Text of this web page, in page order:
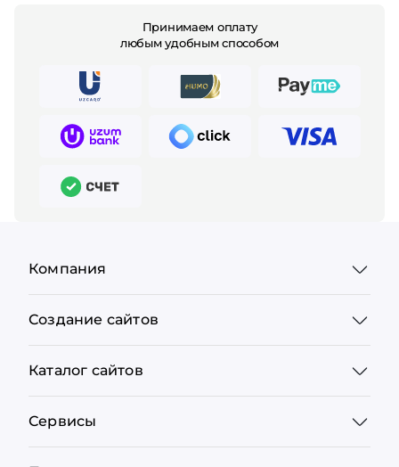
Принимаем оплату
любым удобным способом
Компания
Создание сайтов
Каталог сайтов
Сервисы